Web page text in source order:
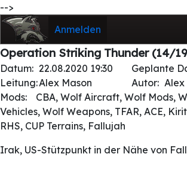
-->
Anmelden
Operation Striking Thunder (14/
Datum: 22.08.2020 19:30 Geplante
Leitung:Alex Mason Autor: Alex
Mods:
CBA, Wolf Aircraft, Wolf Mods,
Vehicles, Wolf Weapons, TFAR, ACE,
RHS, CUP Terrains, Fallujah
Irak, US-Stützpunkt in der Nähe von